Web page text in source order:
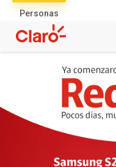
Personas
productos